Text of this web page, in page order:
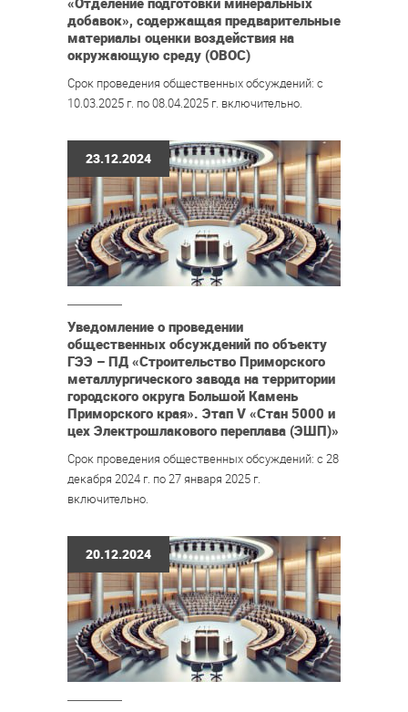
добавок», содержащая предварительные
материалы оценки воздействия на
окружающую среду (ОВОС)
Срок проведения общественных обсуждений: с
10.03.2025 г. по 08.04.2025 г. включительно.
23.12.2024
Уведомление о проведении
общественных обсуждений по объекту
ГЭЭ – ПД «Строительство Приморского
металлургического завода на территории
городского округа Большой Камень
Приморского края». Этап V «Стан 5000 и
цех Электрошлакового переплава (ЭШП)»
Срок проведения общественных обсуждений: с 28
декабря 2024 г. по 27 января 2025 г.
включительно.
20.12.2024